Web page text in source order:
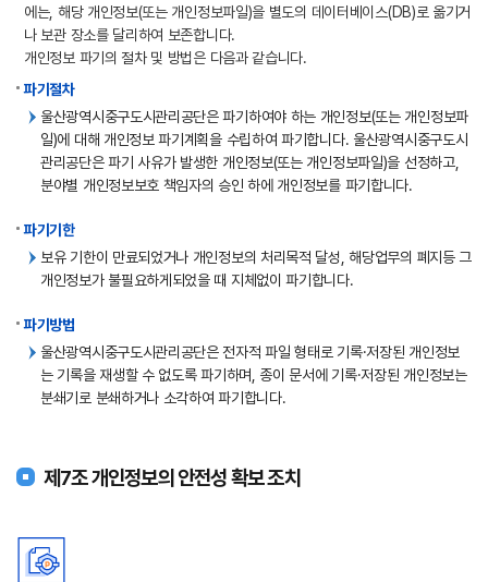
에는, 해당 개인정보(또는 개인정보파일)을 별도의 데이터베이스(DB)로 옮기거
나 보관 장소를 달리하여 보존합니다.
개인정보 파기의 절차 및 방법은 다음과 같습니다.
파기절차
울산광역시중구도시관리공단은 파기하여야 하는 개인정보(또는 개인정보파
일)에 대해 개인정보 파기계획을 수립하여 파기합니다. 울산광역시중구도시
관리공단은 파기 사유가 발생한 개인정보(또는 개인정보파일)을 선정하고,
분야별 개인정보보호 책임자의 승인 하에 개인정보를 파기합니다.
파기기한
보유 기한이 만료되었거나 개인정보의 처리목적 달성, 해당업무의 폐지등 그
개인정보가 불필요하게되었을 때 지체없이 파기합니다.
파기방법
울산광역시중구도시관리공단은 전자적 파일 형태로 기록·저장된 개인정보
는 기록을 재생할 수 없도록 파기하며, 종이 문서에 기록·저장된 개인정보는
분쇄기로 분쇄하거나 소각하여 파기합니다.
제7조 개인정보의 안전성 확보 조치